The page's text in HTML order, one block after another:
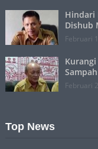
Hindari
Dishub
Februari
Februari
Top News